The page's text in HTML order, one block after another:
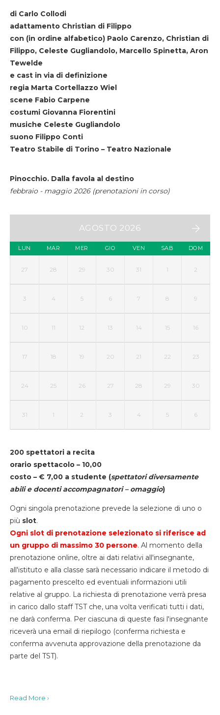
di Carlo Collodi
adattamento Christian di Filippo
con (in ordine alfabetico) Paolo Carenzo, Christian di
Filippo, Celeste Gugliandolo, Marcello Spinetta, Aron
Tewelde
e cast in via di definizione
regia Marta Cortellazzo Wiel
scene Fabio Carpene
costumi Giovanna Fiorentini
musiche Celeste Gugliandolo
suono Filippo Conti
Teatro Stabile di Torino – Teatro Nazionale
Pinocchio. Dalla favola al destino
febbraio - maggio 2026 (prenotazioni in corso)
AGOSTO 2026
LUN MAR MER GIO VEN SAB DOM
27 28 29 30 31 1 2
3 4 5 6 7 8 9
10 11 12 13 14 15 16
17 18 19 20 21 22 23
24 25 26 27 28 29 30
31 1 2 3 4 5 6
200 spettatori a recita
orario spettacolo – 10,00
costo – € 7,00 a studente (spettatori diversamente
abili e docenti accompagnatori – omaggio)
Ogni singola prenotazione prevede la selezione di uno o
più slot.
Ogni slot di prenotazione selezionato si riferisce ad
un gruppo di massimo 30 persone. Al momento della
prenotazione online, oltre ai dati relativi all'insegnante,
all'istituto e alla classe sarà necessario indicare il metodo di
pagamento prescelto ed eventuali informazioni utili
relative al gruppo. La richiesta di prenotazione verrà presa
in carico dallo staff TST che, una volta verificati tutti i dati,
ne darà conferma. Per ciascuna di queste fasi l'insegnante
riceverà una email di riepilogo (conferma richiesta e
conferma avvenuta approvazione della prenotazione da
parte del TST).
Read More ›